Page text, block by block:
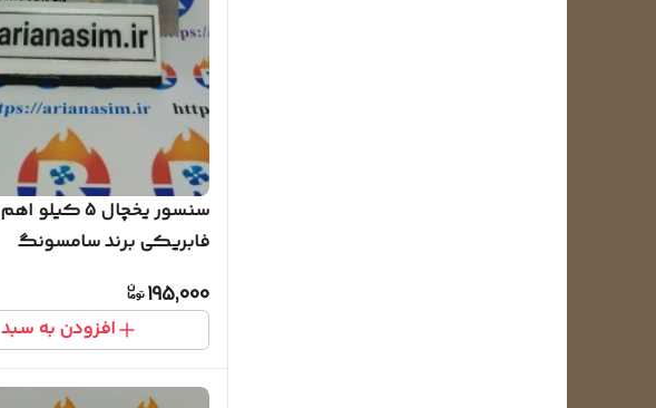
سنسور یخچال 5 کیلو اهم
فابریکی برند سامسونگ
195,000
افزودن به سبد